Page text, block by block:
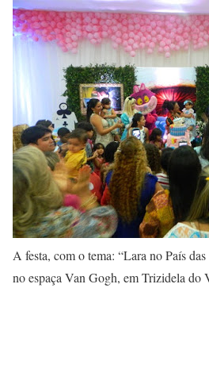
A festa, com o tema: “Lara no País
no espaça Van Gogh, em Trizidela do